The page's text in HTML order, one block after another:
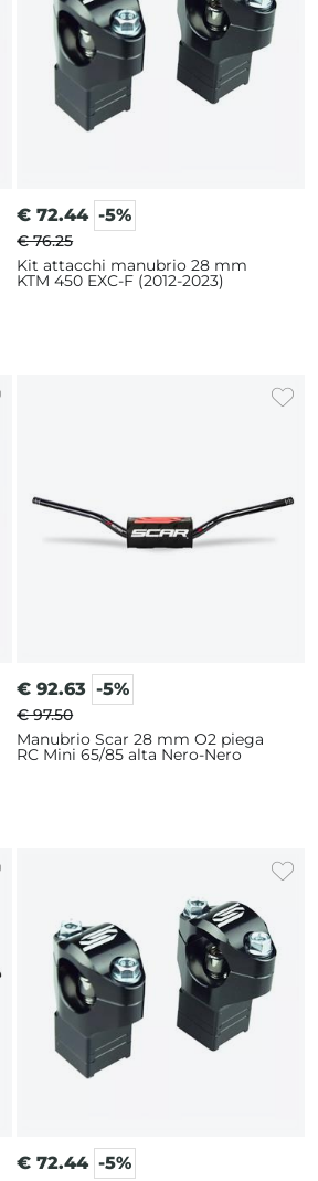
€ 72.44 -5%
€ 76.25
Kit attacchi manubrio 28 mm
KTM 450 EXC-F (2012-2023)
€ 92.63 -5%
€ 97.50
Manubrio Scar 28 mm O2 piega
RC Mini 65/85 alta Nero-Nero
€ 72.44 -5%